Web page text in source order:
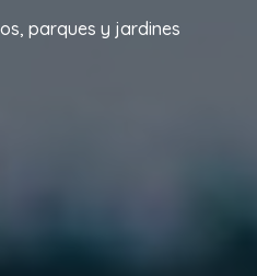
parques y jardines